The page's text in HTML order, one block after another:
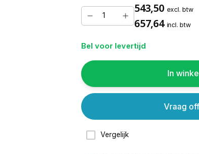
543,50 excl. btw
657,64 incl. btw
Bel voor levertijd
In
Vergelijk
Vraag